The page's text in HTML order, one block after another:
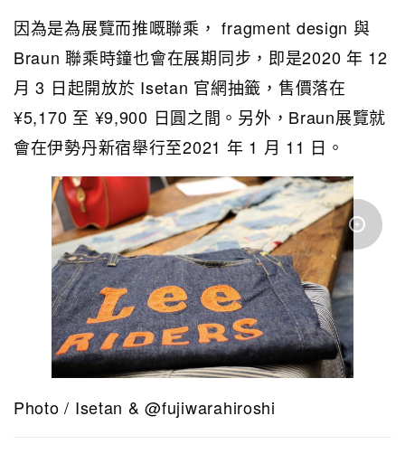
因為是為展覽而推嘅聯乘， fragment design 與
Braun 聯乘時鐘也會在展期同步，即是2020 年 12
月 3 日起開放於 Isetan 官網抽籤，售價落在
¥5,170 至 ¥9,900 日圓之間。另外，Braun展覽就
會在伊勢丹新宿舉行至2021 年 1 月 11 日。
Photo / Isetan & @fujiwarahiroshi